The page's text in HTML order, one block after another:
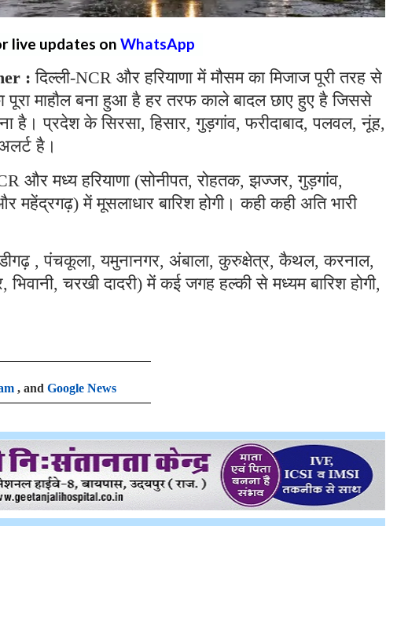
live updates on WhatsApp
: दिल्ली-NCR और हरियाणा में मौसम का मिजाज पूरी तरह से
पूरा माहौल बना हुआ है हर तरफ काले बादल छाए हुए है जिससे
प्रदेश के सिरसा, हिसार, गुड़गांव, फरीदाबाद, पलवल, नूंह,
है।
और मध्य हरियाणा (सोनीपत, रोहतक, झज्जर, गुड़गांव,
महेंद्रगढ़) में मूसलाधार बारिश होगी। कही कही अति भारी
, पंचकूला, यमुनानगर, अंबाला, कुरुक्षेत्र, कैथल, करनाल,
भिवानी, चरखी दादरी) में कई जगह हल्की से मध्यम बारिश होगी,
, and Google News